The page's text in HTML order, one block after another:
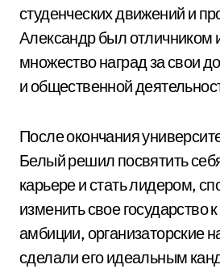
студенческих движений и
Александр был отличником
множество наград за свои
и общественной
После окончания
Белый решил посвятить
карьере и стать лидером,
изменить свое государство
амбиции, организаторские
сделали его идеальным